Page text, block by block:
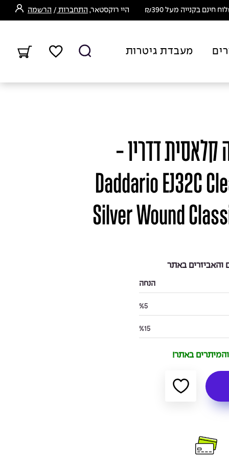
חינם בקנייה מעל ₪390 היי רוקסטאר, התחברות / הרשמה
מעבדת גיטרות
קלאסית דדריו -
Daddario EJ32C
Silver Wound
באתר
הנחה
%5
%15
והמיתרים באתר!